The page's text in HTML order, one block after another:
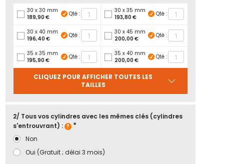
30 x 30 mm
189,90 €
Qté :
30 x 35 mm
193,80 €
Qté :
30 x 40 mm
196,40 €
Qté :
30 x 45 mm
200,00 €
Qté :
35 x 35 mm
195,90 €
Qté :
35 x 40 mm
200,00 €
Qté :
CLIQUEZ POUR AFFICHER TOUTES LES
TAILLES
2/ Tous vos cylindres avec les mêmes clés (cylindres
s'entrouvrant) :
Non
Oui (Gratuit ; délai 3 mois)